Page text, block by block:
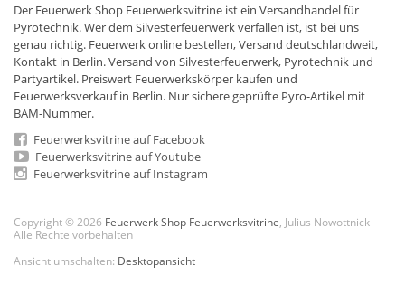
Der Feuerwerk Shop Feuerwerksvitrine ist ein Versandhandelfür
Pyrotechnik. Wer dem Silvesterfeuerwerk verfallen ist, ist bei uns
genau richtig. Feuerwerk online bestellen,Versand deutschlandweit,
Kontakt in Berlin. Versand von Silvesterfeuerwerk, Pyrotechnik und
Partyartikel. Preiswert Feuerwerkskörper kaufen und
Feuerwerksverkauf in Berlin. Nur sichere geprüfte Pyro-Artikel mit
BAM-Nummer.
Feuerwerksvitrine auf Facebook
Feuerwerksvitrine auf Youtube
Feuerwerksvitrine auf Instagram
Copyright © 2026 Feuerwerk Shop Feuerwerksvitrine , Julius Nowottnick -
Alle Rechte vorbehalten
Ansicht umschalten: Desktopansicht